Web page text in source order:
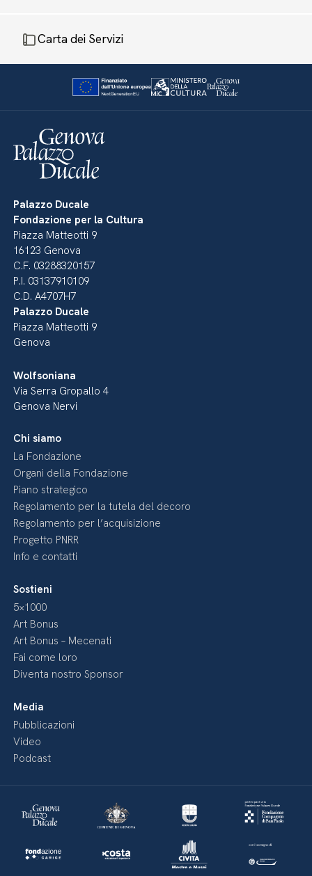
Carta dei Servizi
Palazzo Ducale
Fondazione per la Cultura
Piazza Matteotti 9
16123 Genova
C.F. 03288320157
P.I. 03137910109
C.D. A4707H7
Palazzo Ducale
Piazza Matteotti 9
Genova
Wolfsoniana
Via Serra Gropallo 4
Genova Nervi
Chi siamo
La Fondazione
Organi della Fondazione
Piano strategico
Regolamento per la tutela del decoro
Regolamento per l’acquisizione
Progetto PNRR
Info e contatti
Sostieni
5×1000
Art Bonus
Art Bonus – Mecenati
Fai come loro
Diventa nostro Sponsor
Media
Pubblicazioni
Video
Podcast